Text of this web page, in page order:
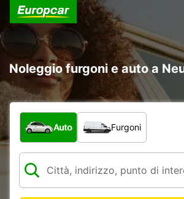
Noleggio furgoni e auto a
Scegli la tipologia di veicolo:
Auto Furgoni